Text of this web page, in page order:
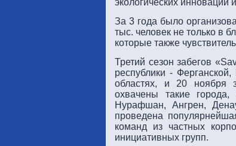
За 3 года было
тыс. человек не только в
которые также
Третий сезон забегов
республики -
областях, и 20 ноября
охвачены такие
Нурафшан, Ангрен,
проведена
команд из частных
инициативных групп.